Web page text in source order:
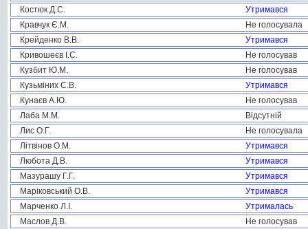
Костюк Д.С.
Утримався
Кравчук Є.М.
Не голосувала
Крейденко В.В.
Утримався
Кривошеєв І.С.
Не голосував
Кузбит Ю.М.
Не голосував
Кузьміних С.В.
Утримався
Кунаєв А.Ю.
Не голосував
Лаба М.М.
Відсутній
Лис О.Г.
Не голосувала
Літвінов О.М.
Утримався
Любота Д.В.
Утримався
Мазурашу Г.Г.
Утримався
Маріковський О.В.
Утримався
Марченко Л.І.
Утрималась
Маслов Д.В.
Не голосував